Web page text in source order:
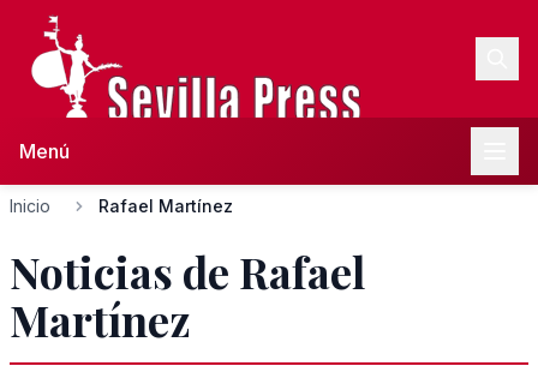
Menú
Inicio Rafael Martínez
Noticias de Rafael
Martínez